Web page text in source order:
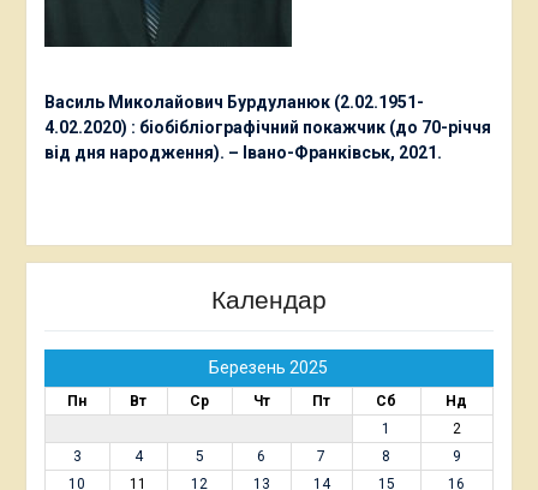
Василь Миколайович Бурдуланюк (2.02.1951-
4.02.2020) : біобібліографічний покажчик (до 70-річчя
від дня народження). – Івано-Франківськ, 2021.
Календар
Березень 2025
Пн Вт Ср Чт Пт Сб
Нд
1
2
3
4 5 6 7 8
9
10
11 12 13 14 15
16